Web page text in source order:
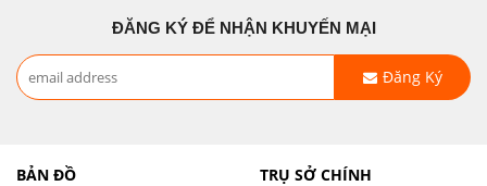
ĐĂNG KÝ ĐỂ NHẬN KHUYẾN MẠI
Đăng Ký
BẢN ĐỒ TRỤ SỞ CHÍNH